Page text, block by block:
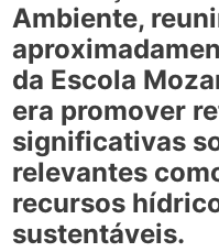
Ambiente,
da Escola
era promover
significativas
relevantes
recursos
sustentáveis.